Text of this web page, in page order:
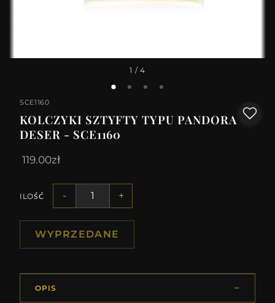
1 / 4
SCE1160
KOLCZYKI SZTYFTY TYPU PANDORA
DESER - SCE1160
119.00zł
ILOŚĆ - +
WYPRZEDANE
OPIS